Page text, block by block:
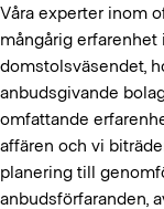
Våra experter inom
mångårig erfarenhet
domstolsväsendet,
anbudsgivande
omfattande
affären och vi
planering till
anbudsförfaranden,